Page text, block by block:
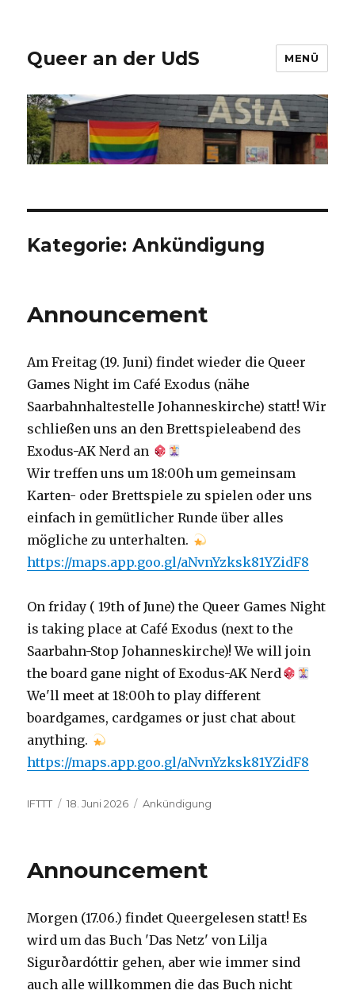
Queer an der UdS MENÜ
Kategorie:Ankündigung
Announcement
Am Freitag (19. Juni) findet wieder die Queer
Games Night im Café Exodus (nähe
Saarbahnhaltestelle Johanneskirche) statt! Wir
schließen uns an den Brettspieleabend des
Exodus-AK Nerd an
Wir treffen uns um 18:00h um gemeinsam
Karten- oder Brettspiele zu spielen oder uns
einfach in gemütlicher Runde über alles
mögliche zu unterhalten.
https://maps.app.goo.gl/aNvnYzksk81YZidF8
On friday ( 19th of June) the Queer Games Night
is taking place at Café Exodus (next to the
Saarbahn-Stop Johanneskirche)! We will join
the board gane night of Exodus-AK Nerd
We'll meet at 18:00h to play different
boardgames, cardgames or just chat about
anything.
https://maps.app.goo.gl/aNvnYzksk81YZidF8
Autor
IFTTT
Veröffentlicht
18. Juni 2026 Kategorien
Ankündigung
Announcement
Morgen (17.06.) findet Queergelesen statt! Es
wird um das Buch 'Das Netz' von Lilja
Sigurðardóttir gehen, aber wie immer sind
auch alle willkommen die das Buch nicht